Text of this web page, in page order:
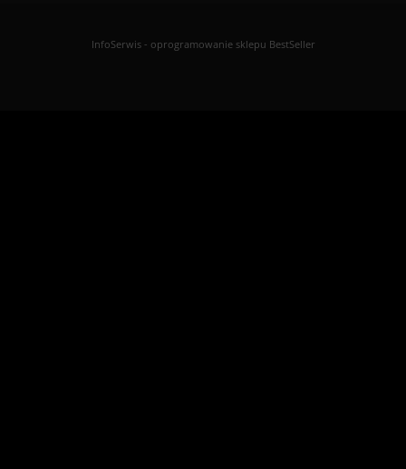
InfoSerwis- oprogramowanie sklepu BestSeller